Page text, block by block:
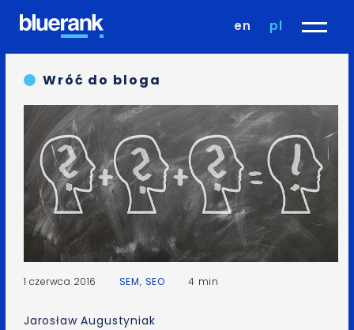
en pl
Wróć do bloga
1 czerwca 2016 SEM, SEO 4 min
Jarosław Augustyniak